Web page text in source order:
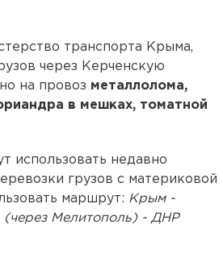
транспорта Крыма,
через Керченскую
на провоз металлолома,
в мешках, томатной
использовать недавно
грузов с материковой
маршрут: Крым -
(через Мелитополь) - ДНР